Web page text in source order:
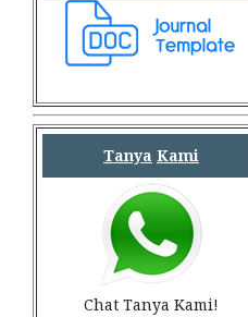
Tanya Kami
Chat Tanya Kami!